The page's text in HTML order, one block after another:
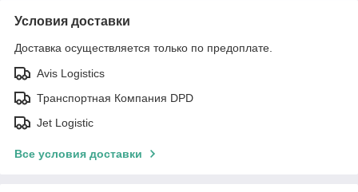
Условия доставки
Доставка осуществляется только по предоплате.
Avis Logistics
Транспортная Компания DPD
Jet Logistic
Все условия доставки